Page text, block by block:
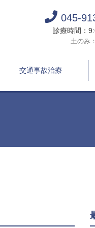
045-
診療時間：
土のみ
交通事故治療